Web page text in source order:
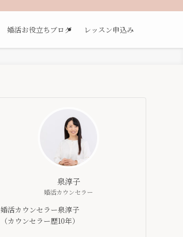
婚活お役立ちブログ レッスン申込み
泉淳子
婚活カウンセラー
婚活カウンセラー泉淳子
（カウンセラー歴10年）